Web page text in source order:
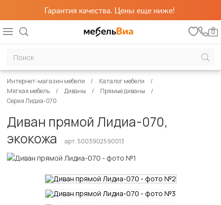
Гарантия качества. Цены еще ниже!
0
Интернет-магазин мебели
Каталог мебели
Мягкая мебель
Диваны
Прямые диваны
Серия Лидиа-070
Диван прямой Лидиа-070,
экокожа
арт. 5003902590013